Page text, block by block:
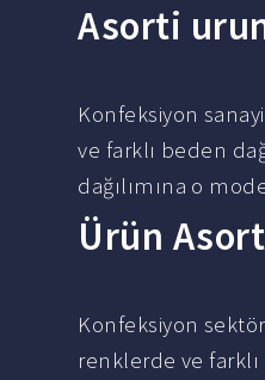
Asorti
Konfeksiyon
ve farklı beden
dağılımına o
Ürün
Konfeksiyon
renklerde ve